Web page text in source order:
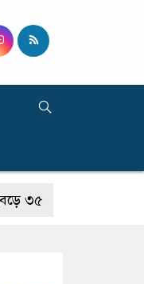
তারেক রহমানকেও